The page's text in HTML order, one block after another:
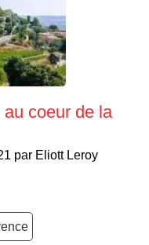
coeur de la
par Eliott Leroy